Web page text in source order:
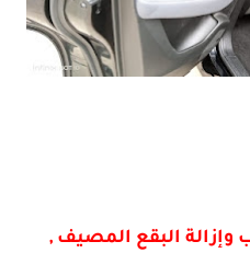
وإزالة البقع المصيف ,